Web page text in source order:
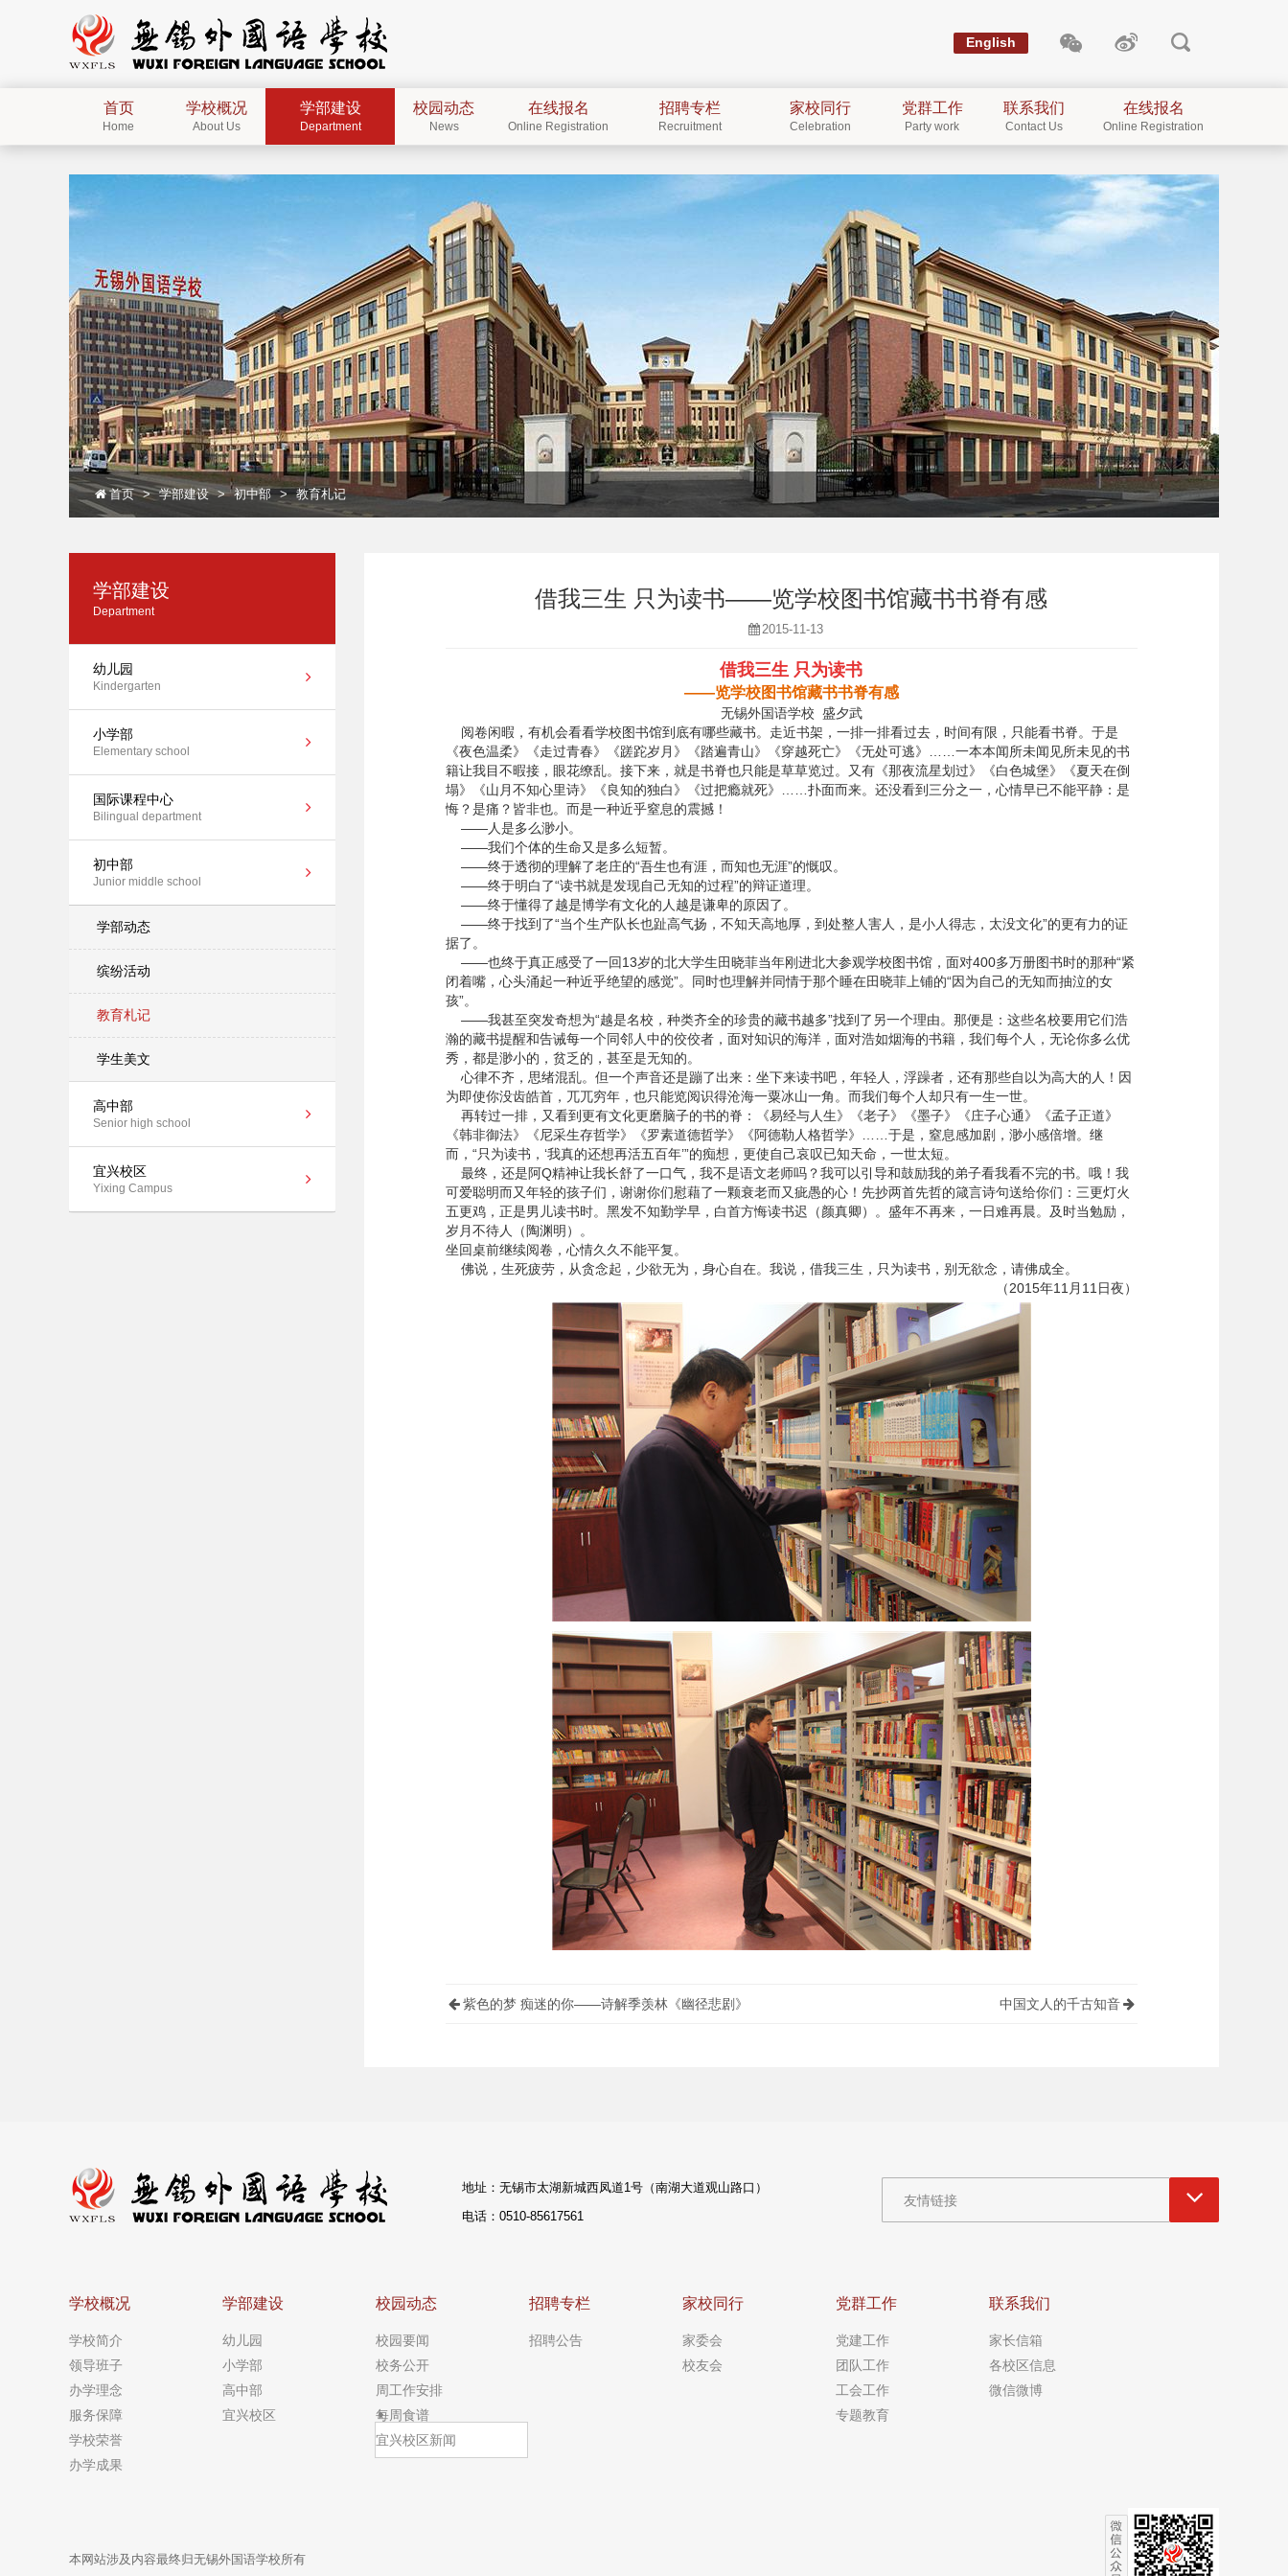
English
首页
Home
学校概况
About Us
学部建设
Department
校园动态
News
在线报名
Online Registration
招聘专栏
Recruitment
家校同行
Celebration
党群工作
Party work
联系我们
Contact Us
在线报名
Online Registration
首页 学部建设 初中部 教育札记
学部建设
Department
幼儿园
Kindergarten
小学部
Elementary school
国际课程中心
Bilingual department
初中部
Junior middle school
学部动态
缤纷活动
教育札记
学生美文
高中部
Senior high school
宜兴校区
Yixing Campus
借我三生 只为读书——览学校图书馆藏书书脊有感
2015-11-13
借我三生 只为读书
——览学校图书馆藏书书脊有感
无锡外国语学校 盛夕武
阅卷闲暇，有机会看看学校图书馆到底有哪些藏书。走近书架，一排一排看过去，时间有限，只能看书脊。于是
《夜色温柔》《走过青春》《蹉跎岁月》《踏遍青山》《穿越死亡》《无处可逃》……一本本闻所未闻见所未见的书
籍让我目不暇接，眼花缭乱。接下来，就是书脊也只能是草草览过。又有《那夜流星划过》《白色城堡》《夏天在倒
塌》《山月不知心里诗》《良知的独白》《过把瘾就死》……扑面而来。还没看到三分之一，心情早已不能平静：是
悔？是痛？皆非也。而是一种近乎窒息的震撼！
——人是多么渺小。
——我们个体的生命又是多么短暂。
——终于透彻的理解了老庄的“吾生也有涯，而知也无涯”的慨叹。
——终于明白了“读书就是发现自己无知的过程”的辩证道理。
——终于懂得了越是博学有文化的人越是谦卑的原因了。
——终于找到了“当个生产队长也趾高气扬，不知天高地厚，到处整人害人，是小人得志，太没文化”的更有力的证
据了。
——也终于真正感受了一回13岁的北大学生田晓菲当年刚进北大参观学校图书馆，面对400多万册图书时的那种“紧
闭着嘴，心头涌起一种近乎绝望的感觉”。同时也理解并同情于那个睡在田晓菲上铺的“因为自己的无知而抽泣的女
孩”。
——我甚至突发奇想为“越是名校，种类齐全的珍贵的藏书越多”找到了另一个理由。那便是：这些名校要用它们浩
瀚的藏书提醒和告诫每一个同邻人中的佼佼者，面对知识的海洋，面对浩如烟海的书籍，我们每个人，无论你多么优
秀，都是渺小的，贫乏的，甚至是无知的。
心律不齐，思绪混乱。但一个声音还是蹦了出来：坐下来读书吧，年轻人，浮躁者，还有那些自以为高大的人！因
为即使你没齿皓首，兀兀穷年，也只能览阅识得沧海一粟冰山一角。而我们每个人却只有一生一世。
再转过一排，又看到更有文化更磨脑子的书的脊：《易经与人生》《老子》《墨子》《庄子心通》《孟子正道》
《韩非御法》《尼采生存哲学》《罗素道德哲学》《阿德勒人格哲学》……于是，窒息感加剧，渺小感倍增。继
而，“只为读书，‘我真的还想再活五百年’”的痴想，更使自己哀叹已知天命，一世太短。
最终，还是阿Q精神让我长舒了一口气，我不是语文老师吗？我可以引导和鼓励我的弟子看我看不完的书。哦！我
可爱聪明而又年轻的孩子们，谢谢你们慰藉了一颗衰老而又疵愚的心！先抄两首先哲的箴言诗句送给你们：三更灯火
五更鸡，正是男儿读书时。黑发不知勤学早，白首方悔读书迟（颜真卿）。盛年不再来，一日难再晨。及时当勉励，
岁月不待人（陶渊明）。
坐回桌前继续阅卷，心情久久不能平复。
佛说，生死疲劳，从贪念起，少欲无为，身心自在。我说，借我三生，只为读书，别无欲念，请佛成全。
（2015年11月11日夜）
紫色的梦 痴迷的你——诗解季羡林《幽径悲剧》 中国文人的千古知音
地址：无锡市太湖新城西凤道1号（南湖大道观山路口）
电话：0510-85617561
友情链接
学校概况
学校简介
领导班子
办学理念
服务保障
学校荣誉
办学成果
学部建设
幼儿园
小学部
高中部
宜兴校区
宜兴校区新闻
校园动态
校园要闻
校务公开
周工作安排
每周食谱
招聘专栏
招聘公告
家校同行
家委会
校友会
党群工作
党建工作
团队工作
工会工作
专题教育
联系我们
家长信箱
各校区信息
微信微博
本网站涉及内容最终归无锡外国语学校所有